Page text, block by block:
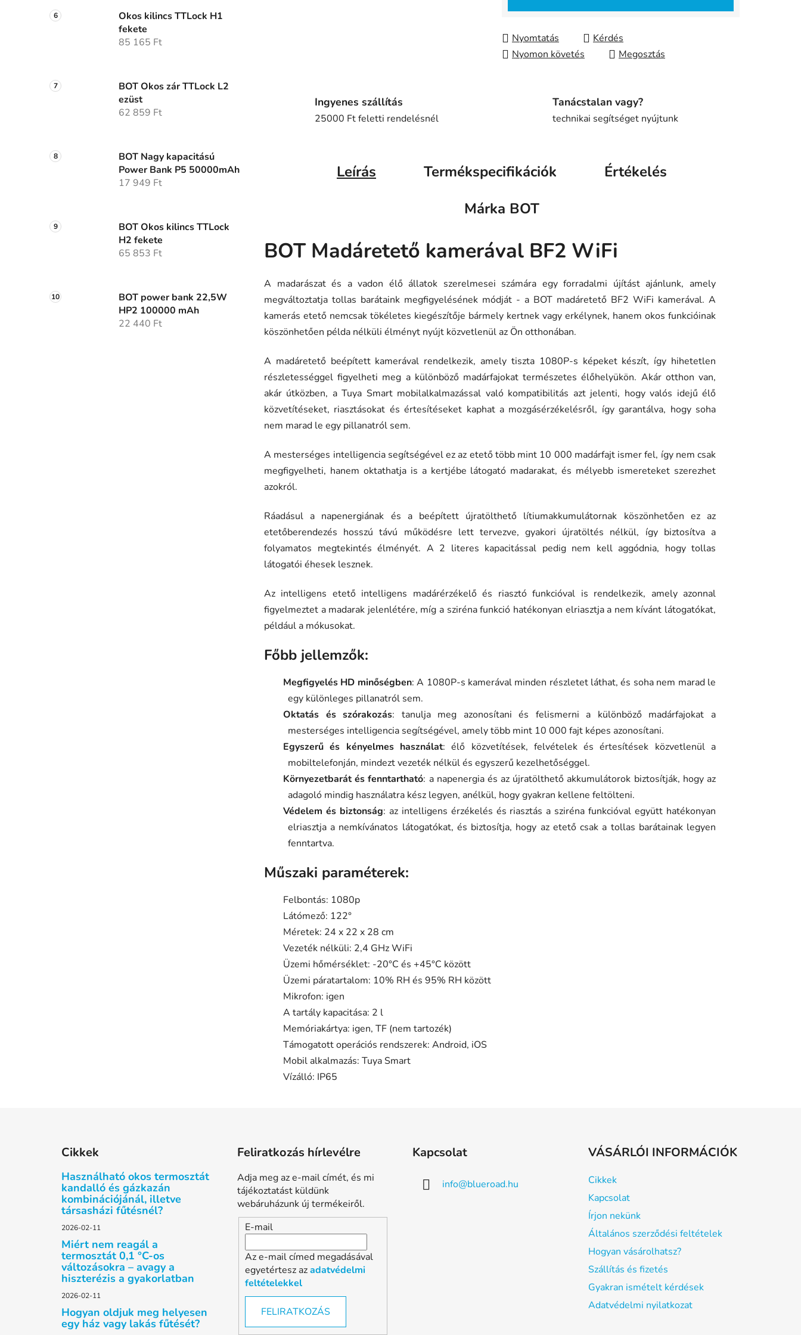
Okos kilincs TTLock H1
fekete
85 165 Ft
BOT Okos zár TTLock L2
ezüst
62 859 Ft
BOT Nagy kapacitású
Power Bank P5 50000mAh
17 949 Ft
BOT Okos kilincs TTLock
H2 fekete
65 853 Ft
BOT power bank 22,5W
HP2 100000 mAh
22 440 Ft
Nyomtatás
Kérdés
Nyomon követés
Megosztás
Ingyenes szállítás
25000 Ft feletti rendelésnél
Tanácstalan vagy?
technikai segítséget nyújtunk
Leírás Termékspecifikációk
Értékelés
Márka BOT
BOT Madáretető kamerával BF2 WiFi
A madarászat és a vadon élő állatok szerelmesei számára egy forradalmi újítást ajánlunk, amely
megváltoztatja tollas barátaink megfigyelésének módját - a BOT madáretető BF2 WiFi kamerával. A
kamerás etető nemcsak tökéletes kiegészítője bármely kertnek vagy erkélynek, hanem okos funkcióinak
köszönhetően példa nélküli élményt nyújt közvetlenül az Ön otthonában.
A madáretető beépített kamerával rendelkezik, amely tiszta 1080P-s képeket készít, így hihetetlen
részletességgel figyelheti meg a különböző madárfajokat természetes élőhelyükön. Akár otthon van,
akár útközben, a Tuya Smart mobilalkalmazással való kompatibilitás azt jelenti, hogy valós idejű élő
közvetítéseket, riasztásokat és értesítéseket kaphat a mozgásérzékelésről, így garantálva, hogy soha
nem marad le egy pillanatról sem.
A mesterséges intelligencia segítségével ez az etető több mint 10 000 madárfajt ismer fel, így nem csak
megfigyelheti, hanem oktathatja is a kertjébe látogató madarakat, és mélyebb ismereteket szerezhet
azokról.
Ráadásul a napenergiának és a beépített újratölthető lítiumakkumulátornak köszönhetően ez az
etetőberendezés hosszú távú működésre lett tervezve, gyakori újratöltés nélkül, így biztosítva a
folyamatos megtekintés élményét. A 2 literes kapacitással pedig nem kell aggódnia, hogy tollas
látogatói éhesek lesznek.
Az intelligens etető intelligens madárérzékelő és riasztó funkcióval is rendelkezik, amely azonnal
figyelmeztet a madarak jelenlétére, míg a sziréna funkció hatékonyan elriasztja a nem kívánt látogatókat,
például a mókusokat.
Főbb jellemzők:
Megfigyelés HD minőségben: A 1080P-s kamerával minden részletet láthat, és soha nem marad le
egy különleges pillanatról sem.
Oktatás és szórakozás: tanulja meg azonosítani és felismerni a különböző madárfajokat a
mesterséges intelligencia segítségével, amely több mint 10 000 fajt képes azonosítani.
Egyszerű és kényelmes használat: élő közvetítések, felvételek és értesítések közvetlenül a
mobiltelefonján, mindezt vezeték nélkül és egyszerű kezelhetőséggel.
Környezetbarát és fenntartható: a napenergia és az újratölthető akkumulátorok biztosítják, hogy az
adagoló mindig használatra kész legyen, anélkül, hogy gyakran kellene feltölteni.
Védelem és biztonság: az intelligens érzékelés és riasztás a sziréna funkcióval együtt hatékonyan
elriasztja a nemkívánatos látogatókat, és biztosítja, hogy az etető csak a tollas barátainak legyen
fenntartva.
Műszaki paraméterek:
Felbontás: 1080p
Látómező: 122°
Méretek: 24 x 22 x 28 cm
Vezeték nélküli: 2,4 GHz WiFi
Üzemi hőmérséklet: -20°C és +45°C között
Üzemi páratartalom: 10% RH és 95% RH között
Mikrofon: igen
A tartály kapacitása: 2 l
Memóriakártya: igen, TF (nem tartozék)
Támogatott operációs rendszerek: Android, iOS
Mobil alkalmazás: Tuya Smart
Vízálló: IP65
Cikkek
Használható okos termosztát
kandalló és gázkazán
kombinációjánál, illetve
társasházi fűtésnél?
2026-02-11
Miért nem reagál a
termosztát 0,1 °C-os
változásokra – avagy a
hiszterézis a gyakorlatban
2026-02-11
Hogyan oldjuk meg helyesen
egy ház vagy lakás fűtését?
Feliratkozás hírlevélre
Adja meg az e-mail címét, és mi
tájékoztatást küldünk
webáruházunk új termékeiről.
E-mail
Az e-mail címed megadásával
egyetértesz azadatvédelmi
feltételekkel
FELIRATKOZÁS
Kapcsolat
info@blueroad.hu
VÁSÁRLÓI INFORMÁCIÓK
Cikkek
Kapcsolat
Írjon nekünk
Általános szerződési feltételek
Hogyan vásárolhatsz?
Szállítás és fizetés
Gyakran ismételt kérdések
Adatvédelmi nyilatkozat